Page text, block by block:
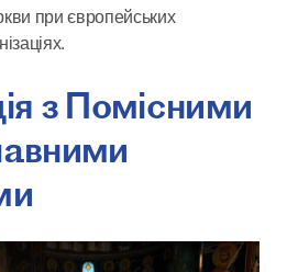
при європейських
з Помісними